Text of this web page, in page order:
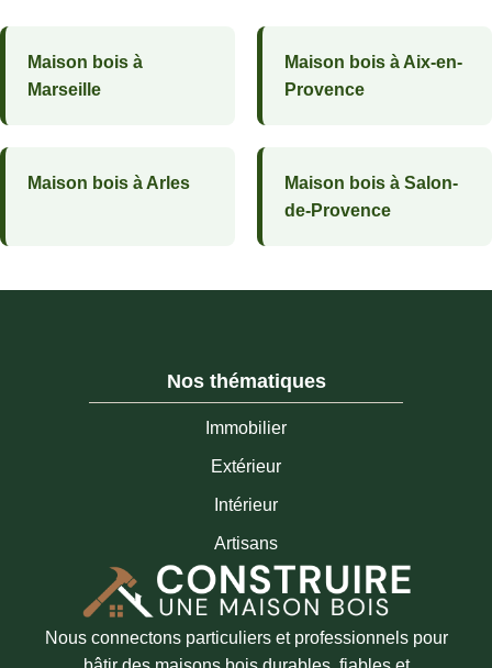
Maison bois à
Marseille
Maison bois à Aix-en-
Provence
Maison bois à Arles
Maison bois à Salon-
de-Provence
Nos thématiques
Immobilier
Extérieur
Intérieur
Artisans
Nous connectons particuliers et professionnels pour